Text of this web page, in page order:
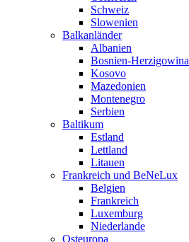
Schweiz
Slowenien
Balkanländer
Albanien
Bosnien-Herzigowina
Kosovo
Mazedonien
Montenegro
Serbien
Baltikum
Estland
Lettland
Litauen
Frankreich und BeNeLux
Belgien
Frankreich
Luxemburg
Niederlande
Osteuropa